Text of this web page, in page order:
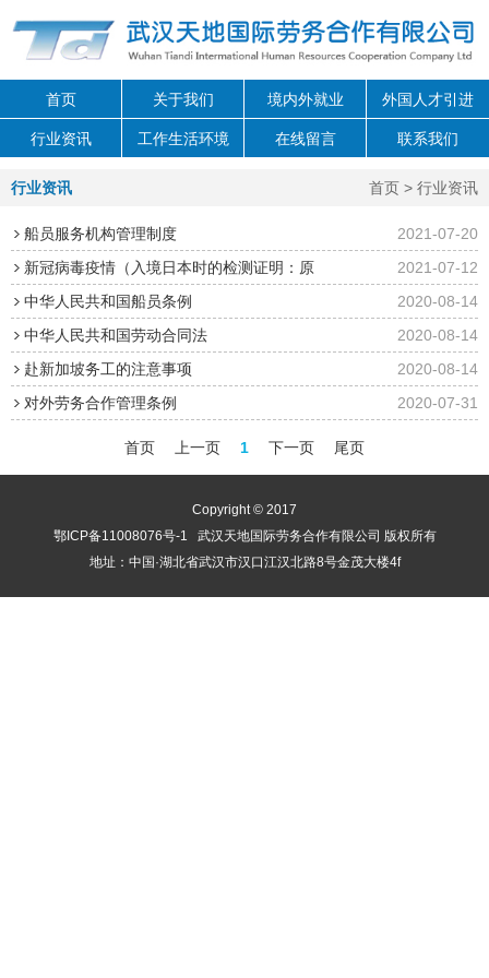
首页 关于我们 境内外就业 外国人才引进
行业资讯 工作生活环境 在线留言 联系我们
行业资讯 首页 > 行业资讯
船员服务机构管理制度
2021-07-20
新冠病毒疫情（入境日本时的检测证明：原
则上请使用厚生劳动省指定格式）
2021-07-12
中华人民共和国船员条例
2020-08-14
中华人民共和国劳动合同法
2020-08-14
赴新加坡务工的注意事项
2020-08-14
对外劳务合作管理条例
2020-07-31
首页 上一页 1 下一页 尾页
Copyright © 2017
鄂ICP备11008076号-1
武汉天地国际劳务合作有限公司 版权所有
地址：中国·湖北省武汉市汉口江汉北路8号金茂大楼4f